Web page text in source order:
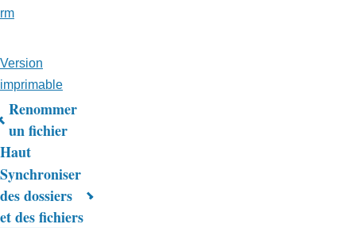
rm
Version
imprimable
Liens
transversaux
de
livre
Renommer
un fichier
Haut
Synchroniser
des dossiers
et des fichiers